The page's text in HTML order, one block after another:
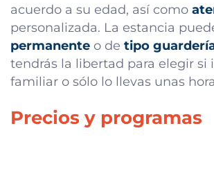
acuerdo a su edad, así como
personalizada. La estancia
permanente o de tipo
tendrás la libertad para elegir si
familiar o sólo lo llevas unas
Precios y programas